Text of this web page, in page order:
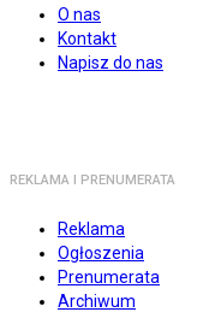
O nas
Kontakt
Napisz do nas
REKLAMA I PRENUMERATA
Reklama
Ogłoszenia
Prenumerata
Archiwum